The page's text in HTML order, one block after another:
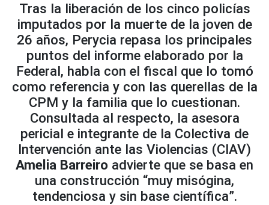
Tras la liberación de los cinco policías
imputados por la muerte de la joven de
26 años, Perycia repasa los principales
puntos del informe elaborado por la
Federal, habla con el fiscal que lo tomó
como referencia y con las querellas de la
CPM y la familia que lo cuestionan.
Consultada al respecto, la asesora
pericial e integrante de la Colectiva de
Intervención ante las Violencias (CIAV)
Amelia Barreiro advierte que se basa en
una construcción “muy misógina,
tendenciosa y sin base científica”.